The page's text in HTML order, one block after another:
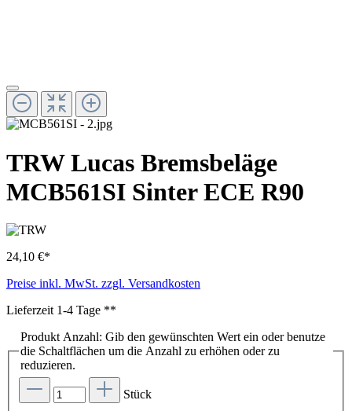
TRW Lucas Bremsbeläge
MCB561SI Sinter ECE R90
24,10 €*
Preise inkl. MwSt. zzgl. Versandkosten
Lieferzeit 1-4 Tage **
Produkt Anzahl: Gib den gewünschten Wert ein oder benutze
die Schaltflächen um die Anzahl zu erhöhen oder zu
reduzieren.
Stück